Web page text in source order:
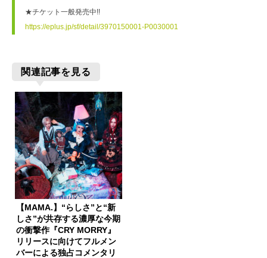
https://eplus.jp/sf/detail/3970150001-P0030001
関連記事を見る
【MAMA.】“らしさ”と“新
しさ”が共存する濃厚な今期
の衝撃作『CRY MORRY』
リリースに向けてフルメン
バーによる独占コメンタリ